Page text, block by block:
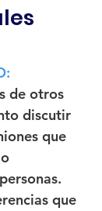
de otros
discutir
que
que